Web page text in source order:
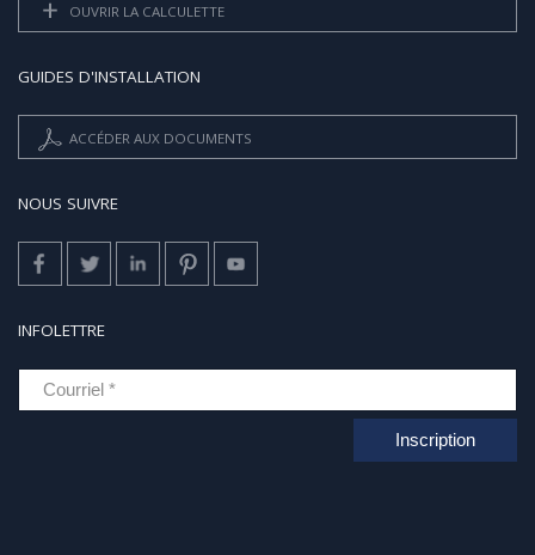
OUVRIR LA CALCULETTE
GUIDES D'INSTALLATION
ACCÉDER AUX DOCUMENTS
NOUS SUIVRE
INFOLETTRE
Inscription